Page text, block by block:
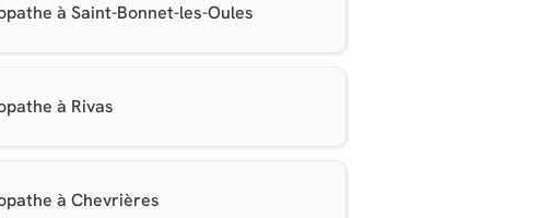
à Saint-Bonnet-les-Oules
à Rivas
à Chevrières